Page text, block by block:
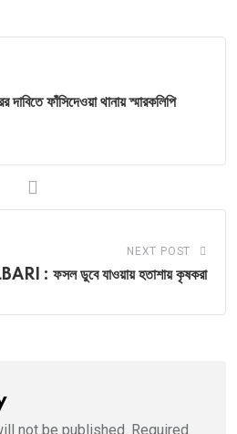
ফাঁসিদেওয়া থানায় স্মারকলিপি
NEXT POST
: ফসল ডুবে যাওয়ায় হতাশায় কৃষকরা
not be published. Required